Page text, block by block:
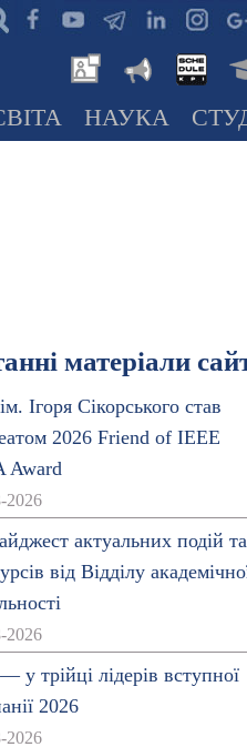
НАУКА
матеріали
Ігоря Сікорського став
2026 Friend of IEEE
Award
2026
актуальних подій та
від Відділу
2026
у трійці лідерів вступної
2026
2026